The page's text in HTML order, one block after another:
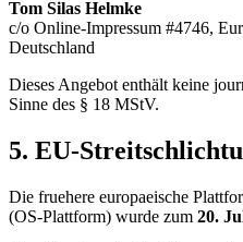
Tom Silas Helmke
c/o Online-Impressum #4746,
Deutschland
Dieses Angebot enthält keine
Sinne des § 18 MStV.
5. EU-
Die fruehere europaeische
(OS-Plattform) wurde zum 20.